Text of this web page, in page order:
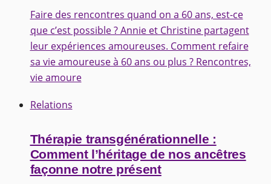
Faire des rencontres quand on a 60 ans, est-ce
que c’est possible ? Annie et Christine partagent
leur expériences amoureuses. Comment refaire
sa vie amoureuse à 60 ans ou plus ? Rencontres,
vie amoure
Relations
Thérapie transgénérationnelle :
Comment l’héritage de nos ancêtres
façonne notre présent